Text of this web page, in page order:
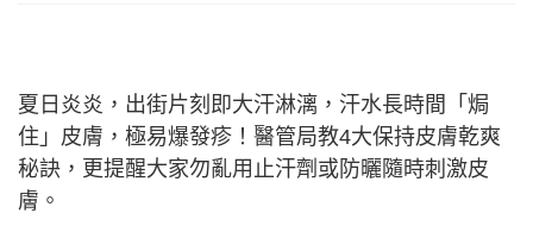
夏日炎炎，出街片刻即大汗淋漓，汗水長時間「焗
住」皮膚，極易爆發疹！醫管局教4大保持皮膚乾爽
秘訣，更提醒大家勿亂用止汗劑或防曬隨時刺激皮
膚。